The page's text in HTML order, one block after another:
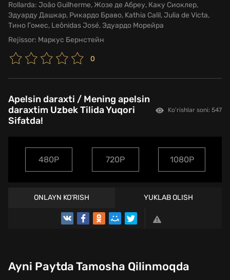
Rollarda: João Guilherme, Жозе де Абреу, Каку Сиоклер,
Эдуарду Дашкар, Рикардо Браво, Kathia Calil, Julia de Victa,
Тино Гомес, Leônidas José, Эдуардо Морейра
Rejissor: Маркус Бернстейн
0
Apelsin daraxti / Mening apelsin
daraxtim Uzbek Tilida Yuqori
Sifatda!
Ko'rishlar soni: 547
480P 720P 1080P
ONLAYN KO'RISH YUKLAB OLISH
Ayni Paytda Tamosha Qilinmoqda